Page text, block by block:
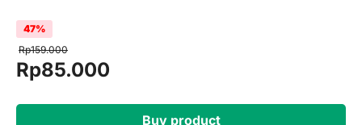
47%
Rp159.000
Original
was:
Rp85.000
is:
Buy product